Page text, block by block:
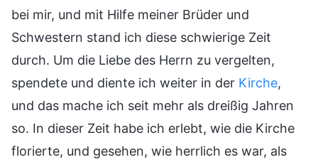
bei mir, und mit Hilfe meiner Brüder und
Schwestern stand ich diese schwierige Zeit
durch. Um die Liebe des Herrn zu vergelten,
spendete und diente ich weiter in der Kirche,
und das mache ich seit mehr als dreißig Jahren
so. In dieser Zeit habe ich erlebt, wie die Kirche
florierte, und gesehen, wie herrlich es war, als